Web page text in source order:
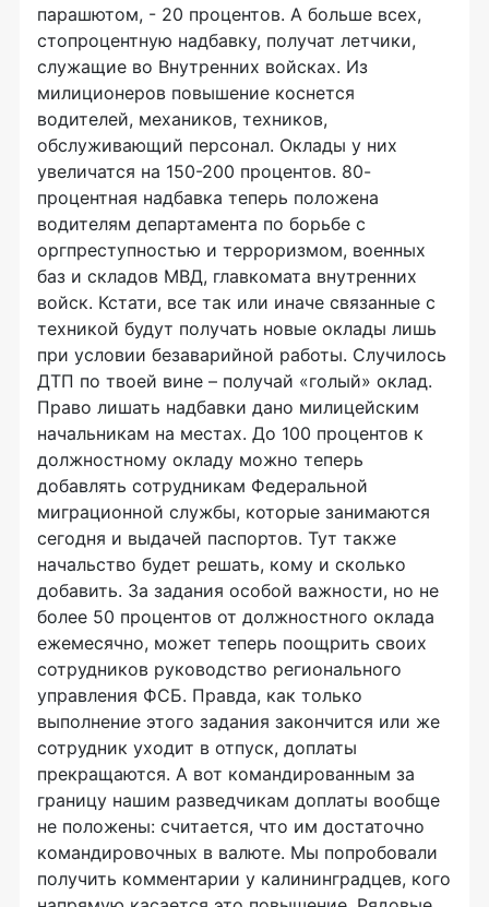
парашютом, - 20 процентов. А больше всех,
стопроцентную надбавку, получат летчики,
служащие во Внутренних войсках. Из
милиционеров повышение коснется
водителей, механиков, техников,
обслуживающий персонал. Оклады у них
увеличатся на 150-200 процентов. 80-
процентная надбавка теперь положена
водителям департамента по борьбе с
оргпреступностью и терроризмом, военных
баз и складов МВД, главкомата внутренних
войск. Кстати, все так или иначе связанные с
техникой будут получать новые оклады лишь
при условии безаварийной работы. Случилось
ДТП по твоей вине – получай «голый» оклад.
Право лишать надбавки дано милицейским
начальникам на местах. До 100 процентов к
должностному окладу можно теперь
добавлять сотрудникам Федеральной
миграционной службы, которые занимаются
сегодня и выдачей паспортов. Тут также
начальство будет решать, кому и сколько
добавить. За задания особой важности, но не
более 50 процентов от должностного оклада
ежемесячно, может теперь поощрить своих
сотрудников руководство регионального
управления ФСБ. Правда, как только
выполнение этого задания закончится или же
сотрудник уходит в отпуск, доплаты
прекращаются. А вот командированным за
границу нашим разведчикам доплаты вообще
не положены: считается, что им достаточно
командировочных в валюте. Мы попробовали
получить комментарии у калининградцев, кого